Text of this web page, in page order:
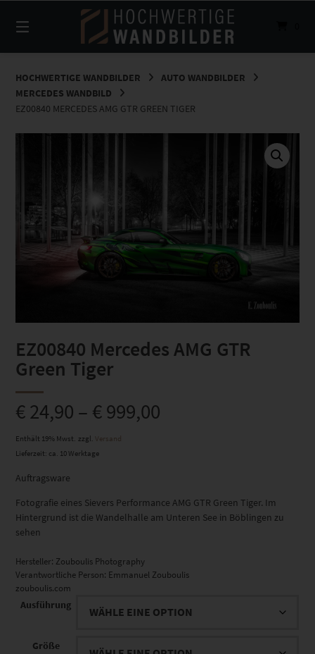
zum
Inhalt
HOCHWERTIGE WANDBILDER
AUTO WANDBILDER
MERCEDES WANDBILD
EZ00840 MERCEDES AMG GTR GREEN TIGER
EZ00840 Mercedes AMG GTR
Green Tiger
€24,90 – €999,00
Enthält 19% Mwst. zzgl. Versand
Lieferzeit: ca. 10 Werktage
Auftragsware
Fotografie eines Sievers Performance AMG GTR Green Tiger. Im
Hintergrund ist die Wandelhalle am Unteren See in Böblingen zu
sehen
Hersteller: Zouboulis Photography
Verantwortliche Person: Emmanuel Zouboulis
zouboulis.com
Ausführung
Größe